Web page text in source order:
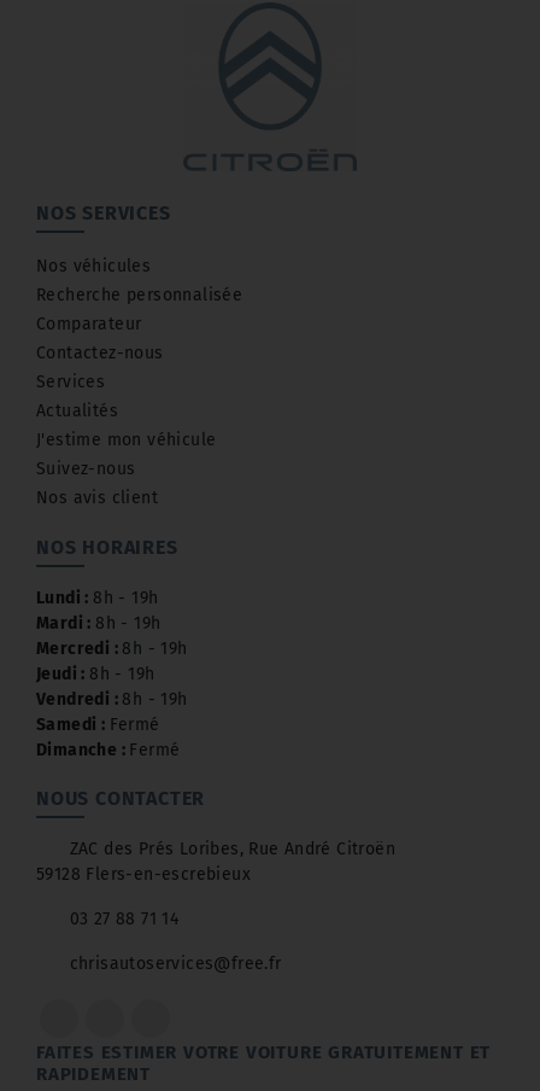
NOS SERVICES
Nos véhicules
Recherche personnalisée
Comparateur
Contactez-nous
Services
Actualités
J'estime mon véhicule
Suivez-nous
Nos avis client
NOS HORAIRES
Lundi : 8h - 19h
Mardi : 8h - 19h
Mercredi : 8h - 19h
Jeudi : 8h - 19h
Vendredi : 8h - 19h
Samedi : Fermé
Dimanche : Fermé
NOUS CONTACTER
ZAC des Prés Loribes, Rue André Citroën
59128 Flers-en-escrebieux
03 27 88 71 14
chrisautoservices@free.fr
FAITES ESTIMER VOTRE VOITURE GRATUITEMENT ET
RAPIDEMENT